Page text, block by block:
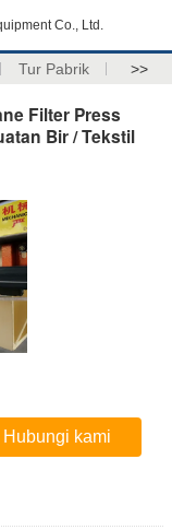
Co., Ltd.
Tur Pabrik >>
Filter Press
Bir / Tekstil
Hubungi kami